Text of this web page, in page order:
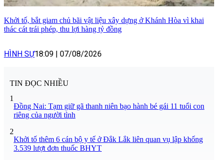
Khởi tố, bắt giam chủ bãi vật liệu xây dựng ở Khánh Hòa vì khai
thác cát trái phép, thu lợi hàng tỷ đồng
HÌNH SỰ18:09 | 07/08/2026
TIN ĐỌC NHIỀU
1
Đồng Nai: Tạm giữ gã thanh niên bạo hành bé gái 11 tuổi con
riêng của người tình
2
Khởi tố thêm 6 cán bộ y tế ở Đắk Lắk liên quan vụ lập khống
3.539 lượt đơn thuốc BHYT